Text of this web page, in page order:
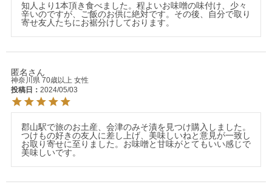
知人より1本頂き食べました。程よいお味噌の味付け、少々
辛いのですが、ご飯のお供に絶対です。その後、自分で取り
寄せ友人たちにお裾分けしております。
匿名
神奈川県 70歳以上 女性
投稿日
2024/05/03
郡山駅で旅のお土産、会津のみそ漬を見つけ購入しました。
つけもの好きの友人に差し上げ、美味しいねと意見が一致し
お取り寄せに至りました。お味噌と甘味がとてもいい感じで
美味しいです。